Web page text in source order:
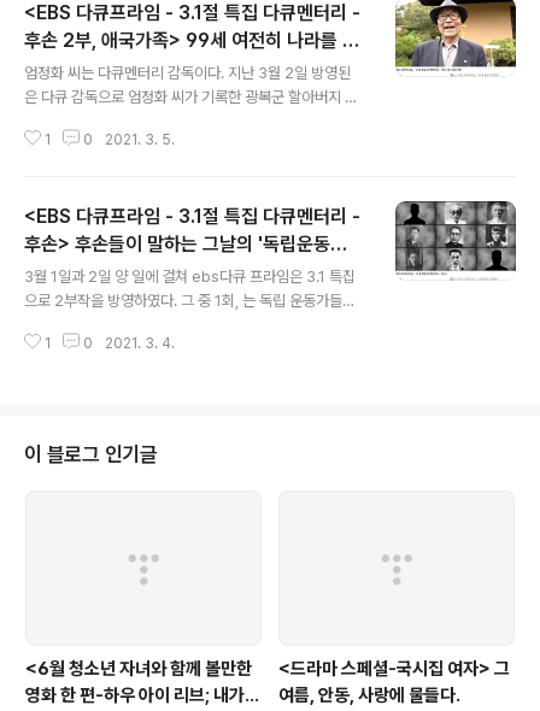
<EBS 다큐프라임 - 3.1절 특집 다큐멘터리 -
후손 2부, 애국가족> 99세 여전히 나라를 사
랑하는 오상근 옹과, 그 자손들의 서로 다른
'애국'
엄정화 씨는 다큐멘터리 감독이다. 지난 3월 2일 방영된
은 다큐 감독으로 엄정화 씨가 기록한 광복군 할아버지 오
된 오상근 옹, 함께 일본군을 탈출했던 동료들이 모두 세상
팠다. 첫 증손이 태어났다. 새로이 세상에 첫 발을 내딛은
아이가 크면 할아버지를 어떻게 기억할까? 손녀 엄정화 씨
는 할아버지의 이야기를 기록으로 남기기로 했다. 5년의
시간이 흐르고 독립운동가 오상근 옹의 이야기는 이제 오
상근 옹과 그 가족들의 이야기, 이 되어 3.1절 특집으로 세
상과 만나게 되었다. 광복군 오상근 '첫 딸 군자를 낳고 징
1 0 2021. 3. 5.
<EBS 다큐프라임 - 3.1절 특집 다큐멘터리 -
후손> 후손들이 말하는 그날의 '독립운동
가'들, 그리고 후손들이 짊어진 삶의 무게
3월 1일과 2일 양 일에 걸쳐 ebs다큐 프라임은 3.1 특집
으로 2부작을 방영하였다. 그 중 1회, 는 독립 운동가들의
대한 이야기이다. 9명의 사람들이 스튜디오에 들어왔다.
가요로 익숙한 가수이지만 전라북도 정읍에서 삼일절 전야
제에 초대를 받는 독립 운동가의 후손이다. 그의 할아버지
1 0 2021. 3. 4.
이 블로그 인기글
<6월 청소년 자녀와 함께 볼만한
영화 한 편-하우 아이 리브; 내가
<드라마 스페셜-국시집 여자> 그
여름, 안동, 사랑에 물들다.